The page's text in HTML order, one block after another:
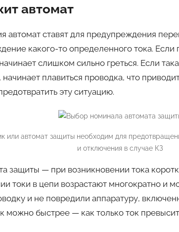
автомат
автомат ставят для предупреждения
какого-то определенного тока.
слишком сильно греться. Если
плавиться проводка, что
эту ситуацию.
или автомат защиты необходим для
и отключения в случае КЗ
защиты — при возникновении тока
токи в цепи возрастают многократно и
и не повредили аппаратуру,
можно быстрее — как только ток